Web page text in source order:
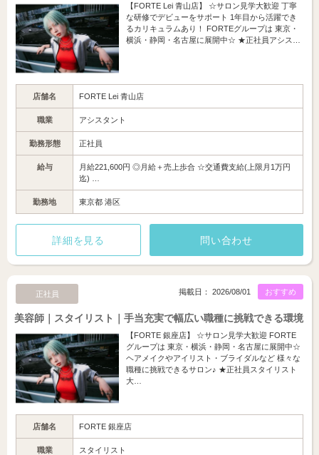
【FORTE Lei 青山店】 ☆サロン見学大歓迎 丁寧
な研修でデビューをサポート 1年目から活躍でき
るカリキュラムあり！ FORTEグループは 東京・
横浜・静岡・名古屋に展開中☆ ★正社員アシス…
店舗名 FORTE Lei 青山店
職業 アシスタント
勤務形態 正社員
給与
月給221,600円 ◎月給＋売上歩合 ☆交通費支給(上限月1万円
迄) …
勤務地 東京都 港区
詳細を見る 問い合わせ
正社員 おすすめ
掲載日： 2026/08/01
美容師｜スタイリスト｜手当充実で幅広い職種に挑戦できる環境
【FORTE 銀座店】 ☆サロン見学大歓迎 FORTE
グループは 東京・横浜・静岡・名古屋に展開中☆
ヘアメイクやアイリスト・ブライダルなど 様々な
職種に挑戦できるサロン♪ ★正社員スタイリスト
大…
店舗名 FORTE 銀座店
職業 スタイリスト